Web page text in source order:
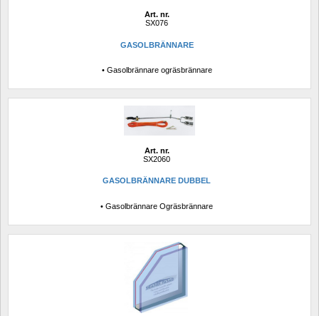
Art. nr.
SX076
GASOLBRÄNNARE
• Gasolbrännare ogräsbrännare
Art. nr.
SX2060
GASOLBRÄNNARE DUBBEL
• Gasolbrännare Ogräsbrännare